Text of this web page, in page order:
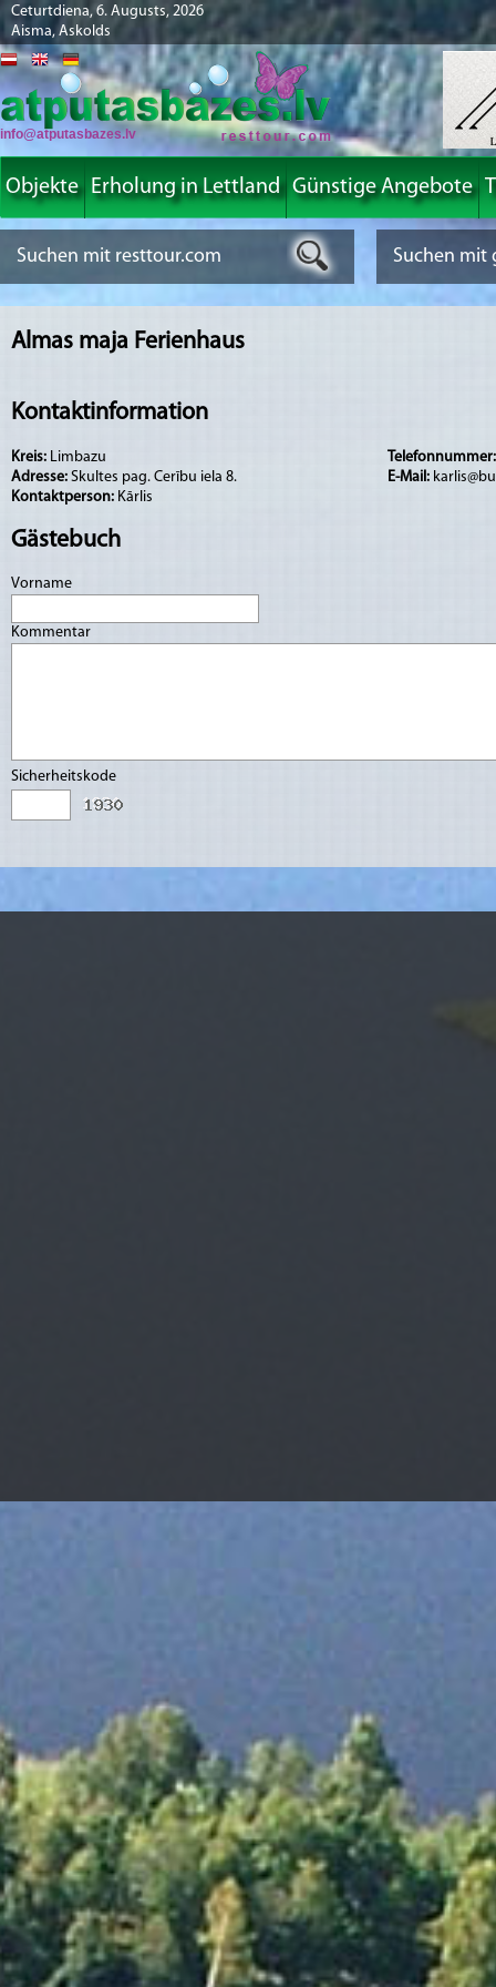
Ceturtdiena, 6. Augusts, 2026
Aisma, Askolds
info@atputasbazes.lv
Objekte Erholung in Lettland Günstige Angebote
Almas maja Ferienhaus
Kontaktinformation
Kreis: Limbazu
Adresse: Skultes pag. Cerību iela 8.
Kontaktperson: Kārlis
E-Mail:
Gästebuch
Vorname
Kommentar
Sicherheitskode